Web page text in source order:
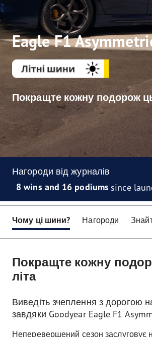
Eagle F1
Покращте кожну подорож
Нагороди від журналів
8 wins and 16 podiums since
Чому ці шини? Нагороди
Покращте кожну
літа
Виведіть зчеплення з дорогою
завдяки Goodyear Eagle F1
Неперевершений сезон заслуговує